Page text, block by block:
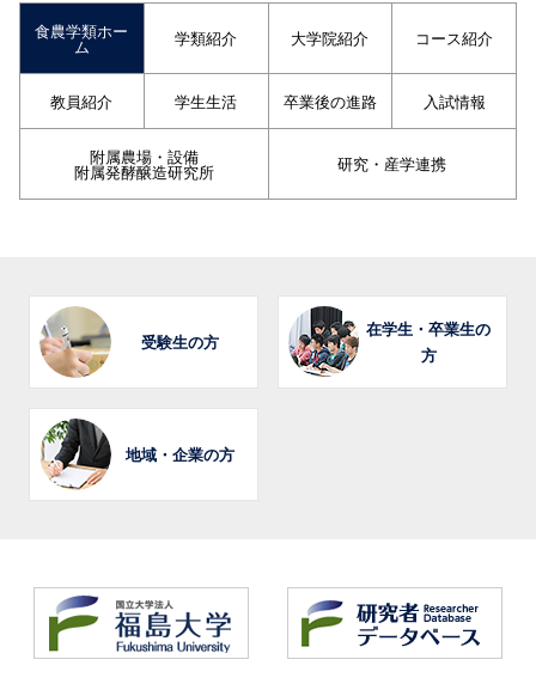
食農学類ホー
ム 学類紹介 大学院紹介 コース紹介
教員紹介 学生生活 卒業後の進路 入試情報
附属農場・設備
附属発酵醸造研究所 研究・産学連携
受験生の方
在学生・卒業生の
方
地域・企業の方